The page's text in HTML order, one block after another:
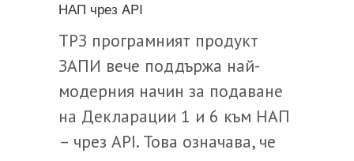
НАП чрез API
ТРЗ програмният продукт
ЗАПИ вече поддържа най-
модерния начин за подаване
на Декларации 1 и 6 към НАП
– чрез API. Това означава, че